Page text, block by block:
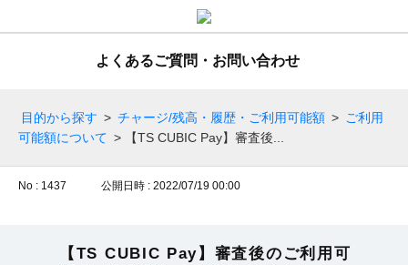
よくあるご質問・お問い合わせ
目的から探す > チャージ/残高・履歴・ご利用可能額 > ご利用
可能額について > 【TS CUBIC Pay】審査後...
No : 1437 公開日時 : 2022/07/19 00:00
【TS CUBIC Pay】審査後のご利用可